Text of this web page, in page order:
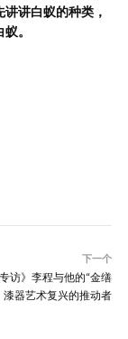
讲白蚁的种类，
。
下一个
专访》李程与他的“金缮
漆器艺术复兴的推动者